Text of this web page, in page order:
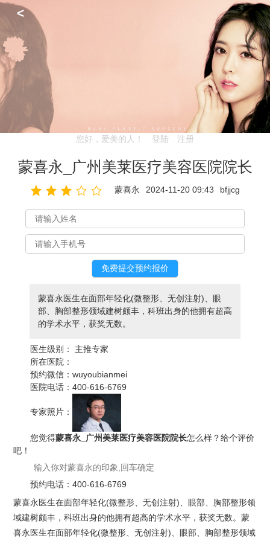
<
您好，爱美的人！ 登陆 注册
蒙喜永_广州美莱医疗美容医院院长
蒙喜永 2024-11-20 09:43 bfjjcg
蒙喜永医生在面部年轻化(微整形、无创注射)、眼
部、胸部整形领域建树颇丰，科班出身的他拥有超高
的学术水平，获奖无数。
医生级别：
主推专家
所在医院：
预约微信：wuyoubianmei
医院电话：400-616-6769
专家照片：
您觉得蒙喜永_广州美莱医疗美容医院院长怎么样？给个评价
吧！
预约电话：400-616-6769
蒙喜永医生在面部年轻化(微整形、无创注射)、眼部、胸部整形领
域建树颇丰，科班出身的他拥有超高的学术水平，获奖无数。蒙
喜永医生在面部年轻化(微整形、无创注射)、眼部、胸部整形领域